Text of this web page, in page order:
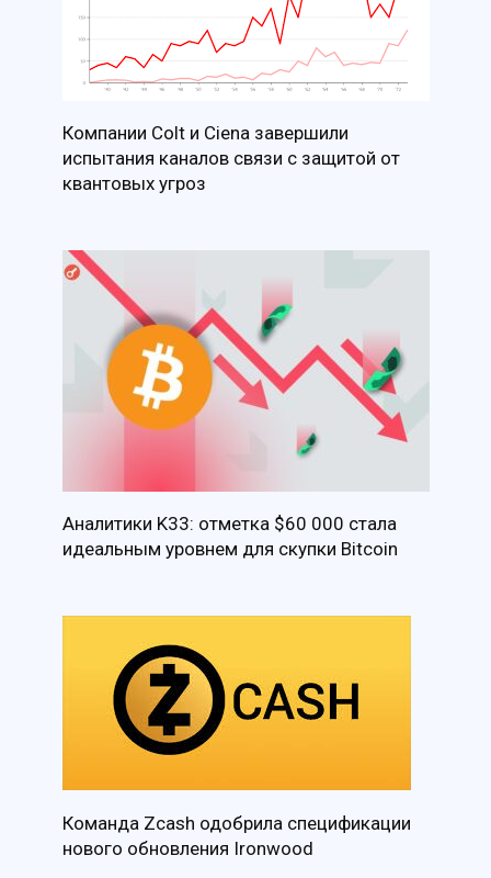
Компании Colt и Ciena завершили
испытания каналов связи с защитой от
квантовых угроз
Аналитики K33: отметка $60 000 стала
идеальным уровнем для скупки Bitcoin
Команда Zcash одобрила спецификации
нового обновления Ironwood